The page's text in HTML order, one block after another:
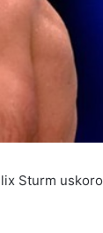
Sturm uskoro